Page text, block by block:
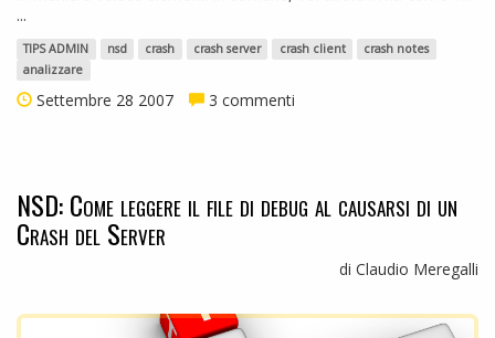
...
TIPS ADMIN nsd crash crash server crash client
crash notes
analizzare
Settembre 28 2007 3 commenti
NSD: Come leggere il file di debug al causarsi di un
Crash del Server
di Claudio Meregalli